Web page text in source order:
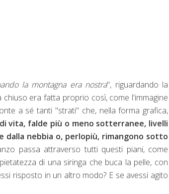
la montagna era nostra", riguardando la
era fatta proprio così, come l'immagine
a sé tanti "strati" che, nella forma grafica,
vita, falde più o meno sotterranee, livelli
dalla nebbia o, perlopiù, rimangono sotto
passa attraverso tutti questi piani, come
di una siringa che buca la pelle, con
risposto in un altro modo? E se avessi agito